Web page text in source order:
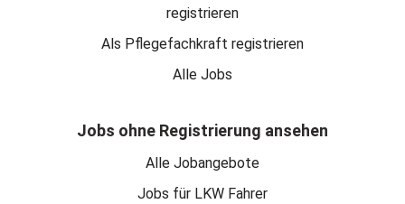
registrieren
Als Pflegefachkraft registrieren
Alle Jobs
Jobs ohne Registrierung ansehen
Alle Jobangebote
Jobs für LKW Fahrer